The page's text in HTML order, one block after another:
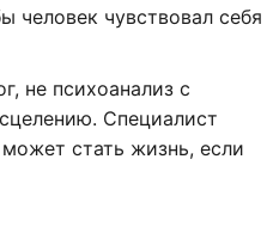
человек чувствовал себя
не психоанализ с
Специалист
стать жизнь, если